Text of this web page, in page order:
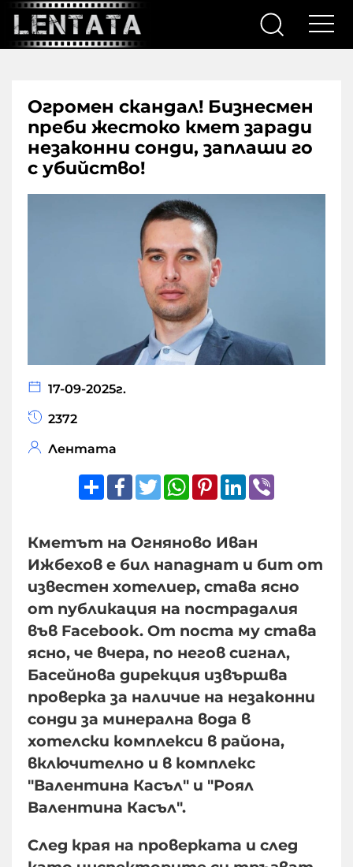
Огромен скандал! Бизнесмен
преби жестоко кмет заради
незаконни сонди, заплаши го
с убийство!
17-09-2025г.
2372
Лентата
ShareFacebook
TwitterWhatsApp
Pinterest
LinkedIn
Кметът на Огняново Иван
Ижбехов е бил нападнат и бит от
известен хотелиер, става ясно
от публикация на пострадалия
във Facebook. От поста му става
ясно, че вчера, по негов сигнал,
Басейнова дирекция извършва
проверка за наличиe на незаконни
сонди за минерална вода в
хотелски комплекси в района,
включително и в комплекс
"Валентина Касъл" и "Роял
Валентина Касъл".
След края на проверката и след